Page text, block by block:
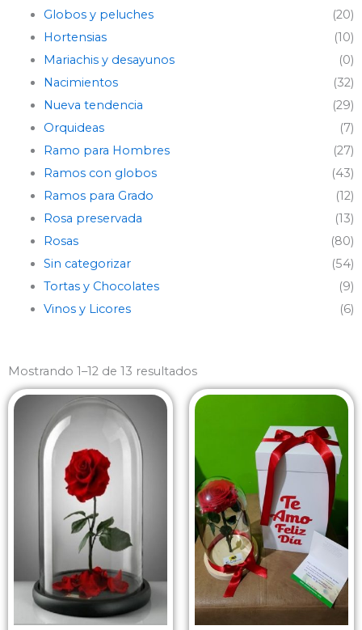
Globos y peluches
(20)
Hortensias
(10)
Mariachis y desayunos
(0)
Nacimientos
(32)
Nueva tendencia
(29)
Orquideas
(7)
Ramo para Hombres
(27)
Ramos con globos
(43)
Ramos para Grado
(12)
Rosa preservada
(13)
Rosas
(80)
Sin categorizar
(54)
Tortas y Chocolates
(9)
Vinos y Licores
(6)
Mostrando 1–12 de 13 resultadosby